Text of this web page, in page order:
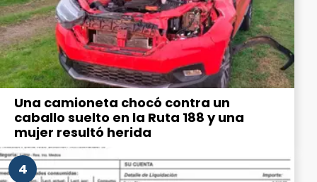
Una camioneta chocó contra un
caballo suelto en la Ruta 188 y una
mujer resultó herida
4